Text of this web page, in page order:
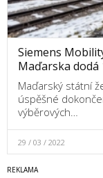
Siemens
Maďarska
Maďarský státní
úspěšné
výběrových…
29 / 03 / 2022